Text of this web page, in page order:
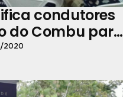
condutores
do Combu para
turistas
2020